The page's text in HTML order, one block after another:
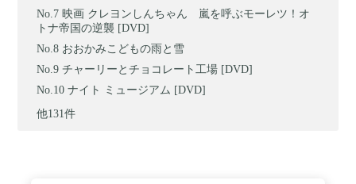
映画 クレヨンしんちゃん 嵐を呼ぶモーレツ！オ
トナ帝国の逆襲 [DVD]
おおかみこどもの雨と雪
チャーリーとチョコレート工場 [DVD]
ナイト ミュージアム [DVD]
他131件